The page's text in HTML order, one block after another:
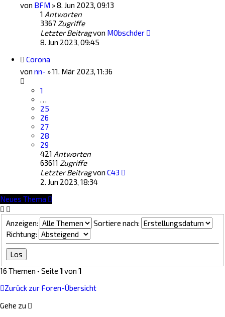
von BFM »8. Jun 2023, 09:13
1 Antworten
3367 Zugriffe
Letzter Beitragvon M0bschder
8. Jun 2023, 09:45
Corona
von nn- »11. Mär 2023, 11:36
1
…
25
26
27
28
29
421 Antworten
63611 Zugriffe
Letzter Beitragvon C43
2. Jun 2023, 18:34
Neues Thema
Anzeigen:
Sortiere nach:
Richtung:
16 Themen • Seite 1von 1
Zurück zur Foren-Übersicht
Gehe zu